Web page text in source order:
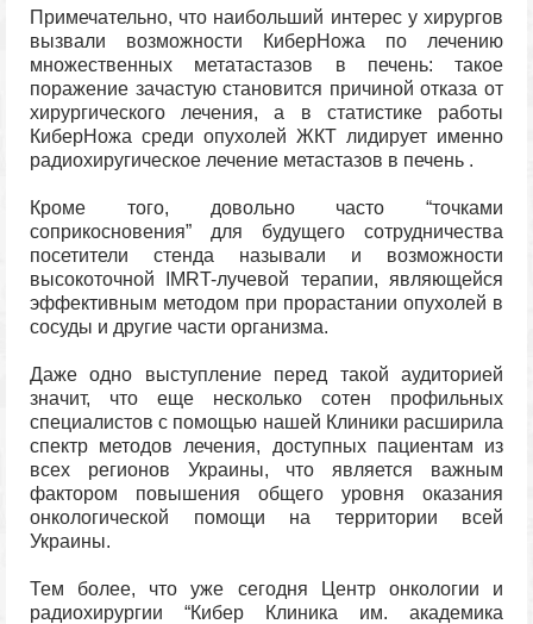
Примечательно, что наибольший интерес у хирургов
вызвали возможности КиберНожа по лечению
множественных метатастазов в печень: такое
поражение зачастую становится причиной отказа от
хирургического лечения, а в статистике работы
КиберНожа среди опухолей ЖКТ лидирует именно
радиохиругическое лечение метастазов в печень .
Кроме того, довольно часто “точками
соприкосновения” для будущего сотрудничества
посетители стенда называли и возможности
высокоточной IMRT-лучевой терапии, являющейся
эффективным методом при прорастании опухолей в
сосуды и другие части организма.
Даже одно выступление перед такой аудиторией
значит, что еще несколько сотен профильных
специалистов с помощью нашей Клиники расширила
спектр методов лечения, доступных пациентам из
всех регионов Украины, что является важным
фактором повышения общего уровня оказания
онкологической помощи на территории всей
Украины.
Тем более, что уже сегодня Центр онкологии и
радиохирургии “Кибер Клиника им. академика